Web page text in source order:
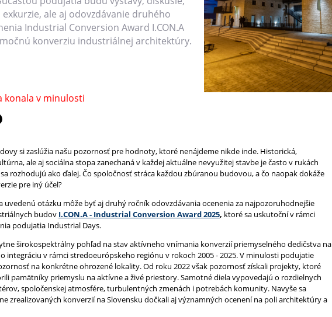
ale aj odovzdávanie druhého
Industrial Conversion Award I.CON.A
konverziu industriálnej architektúry.
konala v minulosti
si zaslúžia našu pozornosť pre hodnoty, ktoré nenájdeme nikde inde. Historická,
ale aj sociálna stopa zanechaná v každej aktuálne nevyužitej stavbe je často v rukách
rozhodujú ako ďalej. Čo spoločnosť stráca každou zbúranou budovou, a čo naopak dokáže
pre iný účel?
uvedenú otázku môže byť aj druhý ročník odovzdávania ocenenia za najpozoruhodnejšie
budov I.CON.A - Industrial Conversion Award 2025, ktoré sa uskutoční v rámci
podujatia Industrial Days.
širokospektrálny pohľad na stav aktívneho vnímania konverzií priemyselného dedičstva na
integráciu v rámci stredoeurópskeho regiónu v rokoch 2005 - 2025. V minulosti podujatie
na konkrétne ohrozené lokality. Od roku 2022 však pozornosť získali projekty, ktoré
pamätníky priemyslu na aktívne a živé priestory. Samotné diela vypovedajú o rozdielnych
spoločenskej atmosfére, turbulentných zmenách i potrebách komunity. Navyše sa
zrealizovaných konverzií na Slovensku dočkali aj významných ocenení na poli architektúry a